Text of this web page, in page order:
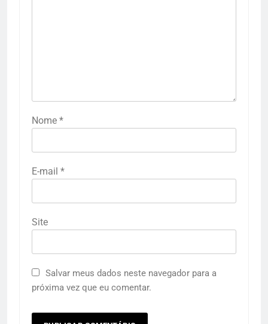
Nome *
E-mail *
Site
Salvar meus dados neste navegador para a
próxima vez que eu comentar.